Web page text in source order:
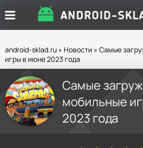
android-sklad.ru » Новости » Самые
игры в июне 2023 года
Самые
мобильные
2023 года